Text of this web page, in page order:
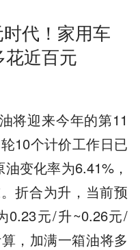
代！家用车
近百元
将迎来今年的第11
10个计价工作日已
变化率为6.41%，
折合为升，当前预
0.23元/升~0.26元/
，加满一箱油将多